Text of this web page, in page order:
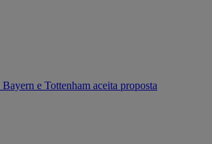
e Tottenham aceita proposta